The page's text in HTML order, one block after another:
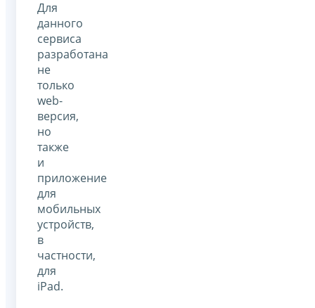
Для
данного
сервиса
разработана
не
только
web-
версия,
но
также
и
приложение
для
мобильных
устройств,
в
частности,
для
iPad.